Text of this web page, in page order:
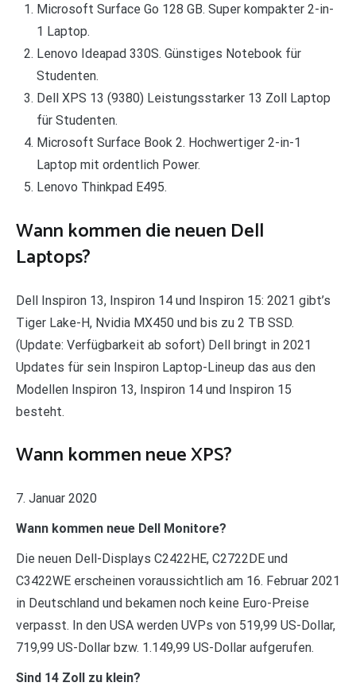
Microsoft Surface Go 128 GB. Super kompakter 2-in-
1 Laptop.
Lenovo Ideapad 330S. Günstiges Notebook für
Studenten.
Dell XPS 13 (9380) Leistungsstarker 13 Zoll Laptop
für Studenten.
Microsoft Surface Book 2. Hochwertiger 2-in-1
Laptop mit ordentlich Power.
Lenovo Thinkpad E495.
Wann kommen die neuen Dell
Laptops?
Dell Inspiron 13, Inspiron 14 und Inspiron 15: 2021 gibt’s
Tiger Lake-H, Nvidia MX450 und bis zu 2 TB SSD.
(Update: Verfügbarkeit ab sofort) Dell bringt in 2021
Updates für sein Inspiron Laptop-Lineup das aus den
Modellen Inspiron 13, Inspiron 14 und Inspiron 15
besteht.
Wann kommen neue XPS?
7. Januar 2020
Wann kommen neue Dell Monitore?
Die neuen Dell-Displays C2422HE, C2722DE und
C3422WE erscheinen voraussichtlich am 16. Februar 2021
in Deutschland und bekamen noch keine Euro-Preise
verpasst. In den USA werden UVPs von 519,99 US-Dollar,
719,99 US-Dollar bzw. 1.149,99 US-Dollar aufgerufen.
Sind 14 Zoll zu klein?